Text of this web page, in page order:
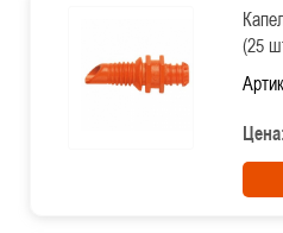
(25
Цена: